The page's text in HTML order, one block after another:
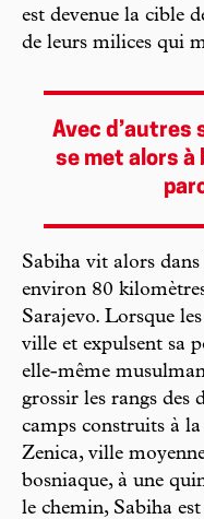
est devenue la cible
de leurs milices qui
Avec d’autres
se met alors à
Sabiha vit alors
environ 80
Sarajevo. Lorsque
ville et expulsent sa
elle-même
grossir les rangs des
camps construits à
Zenica, ville
bosniaque, à une
le chemin, Sabiha